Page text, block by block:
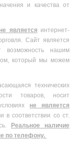
и качества от
не является интернет-
Сайт является
возможность нашим
который мы можем
технических
товаров, носит
не является
в соответствии со ст.
Реальное наличие
по телефону.